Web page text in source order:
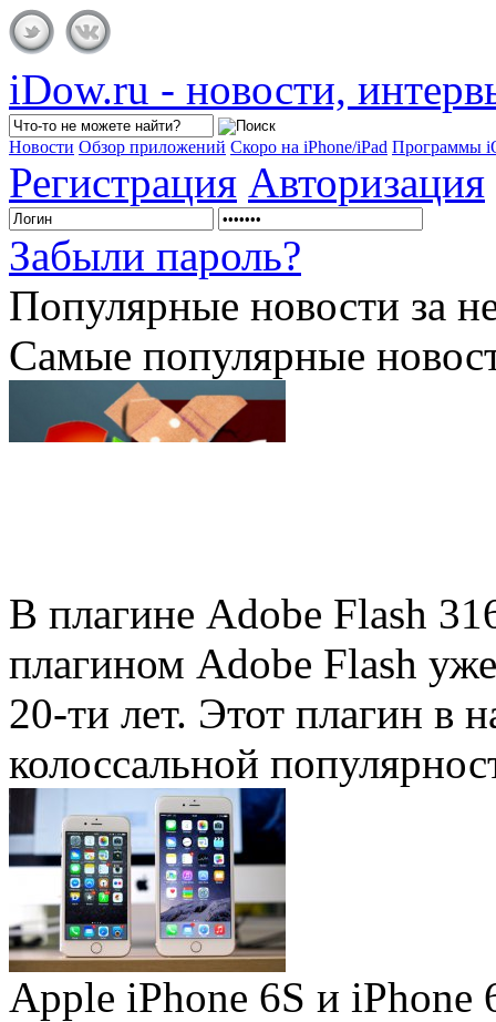
iDow.ru - новости,
Новости Обзор приложений Скоро на iPhone/iPad Программы
Регистрация Авторизация
Забыли пароль?
Популярные новости за
Самые популярные
В плагине Adobe Flash
плагином Adobe Flash
20-ти лет. Этот плагин в
колоссальной
Apple iPhone 6S и iPhone